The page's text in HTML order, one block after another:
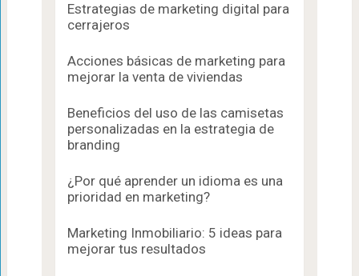
Estrategias de marketing digital para
cerrajeros
Acciones básicas de marketing para
mejorar la venta de viviendas
Beneficios del uso de las camisetas
personalizadas en la estrategia de
branding
¿Por qué aprender un idioma es una
prioridad en marketing?
Marketing Inmobiliario: 5 ideas para
mejorar tus resultados